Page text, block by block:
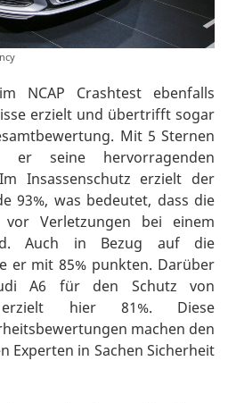
NCAP Crashtest ebenfalls
erzielt und übertrifft sogar
Mit 5 Sternen
er seine hervorragenden
Insassenschutz erzielt der
93%, was bedeutet, dass die
vor Verletzungen bei einem
Auch in Bezug auf die
er mit 85% punkten. Darüber
A6 für den Schutz von
hier 81%. Diese
machen den
Experten in Sachen Sicherheit